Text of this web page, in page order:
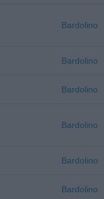
Bardolino
Bardolino
Bardolino
Bardolino
Bardolino
Bardolino